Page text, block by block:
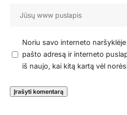
Noriu savo interneto
pašto adresą ir interneto
iš naujo, kai kitą kartą vėl